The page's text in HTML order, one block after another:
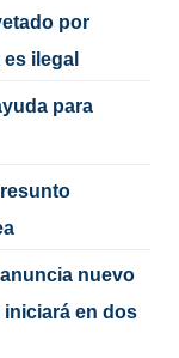
por
ilegal
para
nuevo
en dos